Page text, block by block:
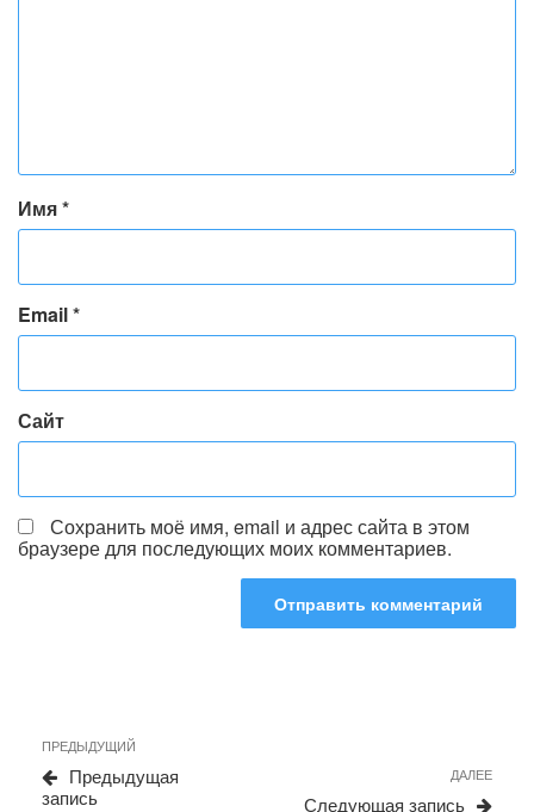
Имя*
Email*
Сайт
Сохранить моё имя, email и адрес сайта в этом
браузере для последующих моих комментариев.
записям
Предыдущая
запись
ПРЕДЫДУЩИЙ
Предыдущая
запись
ДАЛЕЕ
Следующая запись